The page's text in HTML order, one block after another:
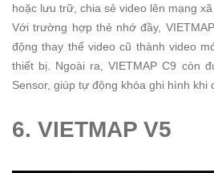
hoặc lưu trữ, chia sẻ video lên mạng xã
Với trường hợp thẻ nhớ đầy,
động thay thế video cũ thành video
thiết bị. Ngoài ra, VIETMAP C9 còn
Sensor, giúp tự động khóa ghi hình khi
6. VIETMAP V5